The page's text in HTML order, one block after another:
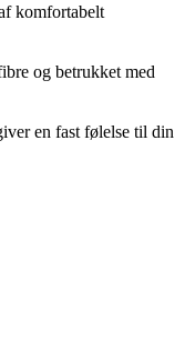
komfortabelt
og betrukket med
en fast følelse til din